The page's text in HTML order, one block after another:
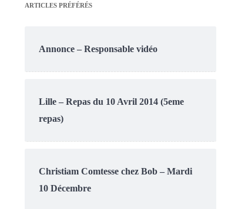
ARTICLES PRÉFÉRÉS
Annonce – Responsable vidéo
Lille – Repas du 10 Avril 2014 (5eme
repas)
Christiam Comtesse chez Bob – Mardi
10 Décembre